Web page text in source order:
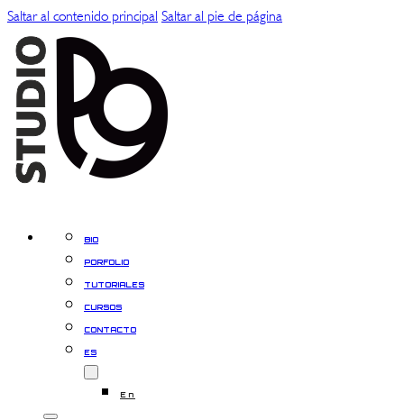
Saltar al contenido principal Saltar al pie de página
BIO
PORFOLIO
TUTORIALES
CURSOS
CONTACTO
ES
En